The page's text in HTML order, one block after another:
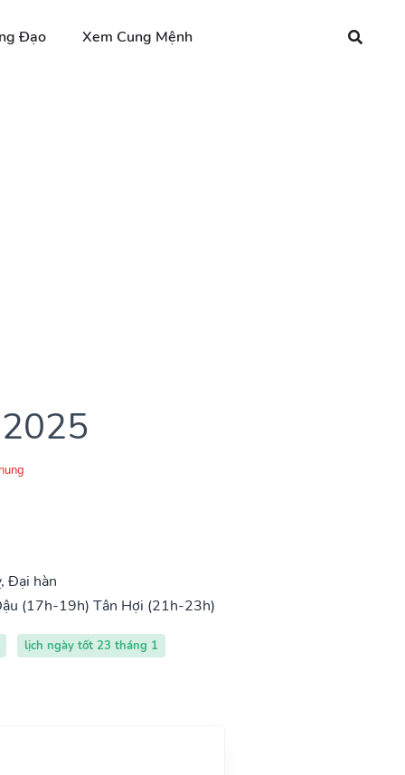
Đạo Xem Cung Mệnh
Đại hàn
(17h-19h) Tân Hợi (21h-23h)
lịch ngày tốt 23 tháng 1